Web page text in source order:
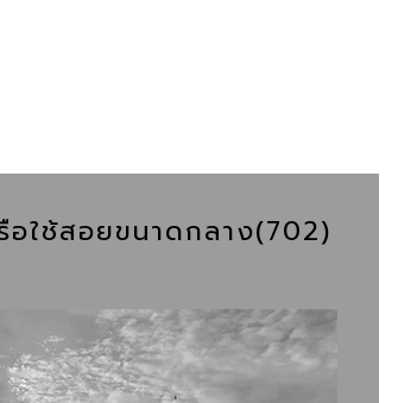
อใช้สอยขนาดกลาง(702)